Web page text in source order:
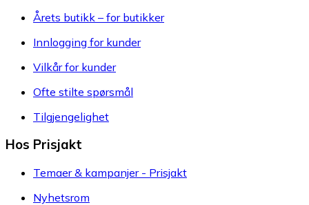
Årets butikk – for butikker
Innlogging for kunder
Vilkår for kunder
Ofte stilte spørsmål
Tilgjengelighet
Hos Prisjakt
Temaer & kampanjer - Prisjakt
Nyhetsrom